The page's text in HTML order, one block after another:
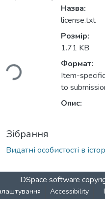
Назва:
license.txt
Розмір:
1.71 KB
Формат:
Item-
to
Опис:
Зібрання
Видатні особистості в
DSpace software
Accessibility